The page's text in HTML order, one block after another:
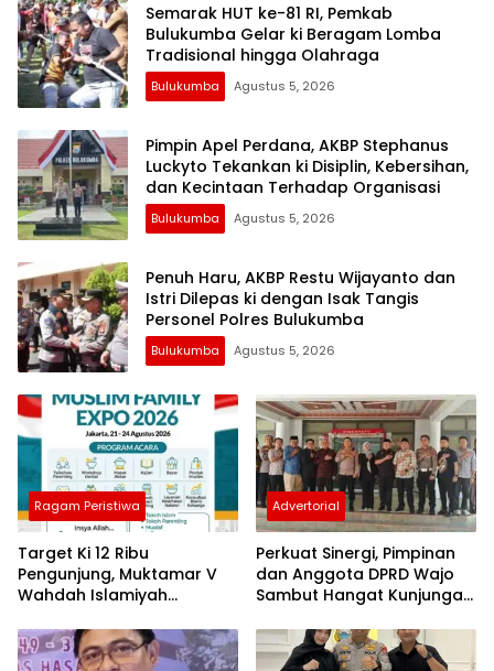
Semarak HUT ke-81 RI, Pemkab
Bulukumba Gelar ki Beragam Lomba
Tradisional hingga Olahraga
Bulukumba Agustus 5, 2026
Pimpin Apel Perdana, AKBP Stephanus
Luckyto Tekankan ki Disiplin, Kebersihan,
dan Kecintaan Terhadap Organisasi
Bulukumba Agustus 5, 2026
Penuh Haru, AKBP Restu Wijayanto dan
Istri Dilepas ki dengan Isak Tangis
Personel Polres Bulukumba
Bulukumba Agustus 5, 2026
Ragam Peristiwa
Target Ki 12 Ribu
Pengunjung, Muktamar V
Wahdah Islamiyah
Muslim Family Expo 2026
Advertorial
Perkuat Sinergi, Pimpinan
dan Anggota DPRD Wajo
Sambut Hangat Kunjungan
yang Baru